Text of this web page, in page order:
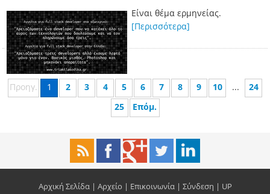
Είναι θέμα ερμηνείας.
[Περισσότερα]
Προηγ. 1 2 3 4 5 6 7 8 9 10 ...
24
25
Επόμ.
Αρχική Σελίδα| Αρχείο | Επικοινωνία| Σύνδεση | UP